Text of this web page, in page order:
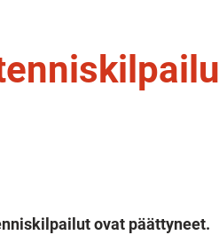
ovat päättyneet.